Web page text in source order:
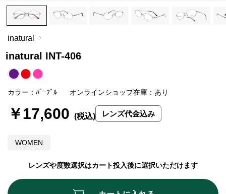
inatural
inatural INT-406
WOMEN
カラー：ﾊﾟｰﾌﾟﾙ オンラインショップ在庫：あり
レンズや度数選択はカート投入後に選択いただけます
￥17,600 レンズ代金込み